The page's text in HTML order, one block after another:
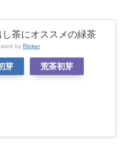
し茶にオススメの緑茶
by Rinker
芽 荒茶初芽